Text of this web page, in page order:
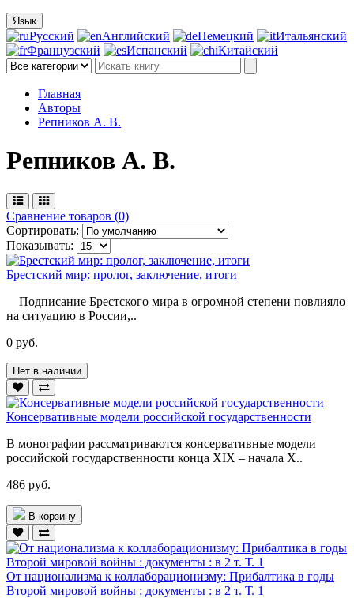
Язык
Русский Английский Немецкий
Итальянский
Французский
Испанский Китайский
Главная
Авторы
Репников А. В.
Репников А. В.
Сравнение товаров (0)
Сортировать:
Показывать:
Брестский мир: пролог, заключение, итоги
Подписание Брестского мира в огромной степени повлияло
на ситуацию в России,..
0 руб.
Нет в наличии
Консервативные модели российской государственности
В монографии рассматриваются консервативные модели
российской государственности конца XIX – начала X..
486 руб.
В корзину
От национализма к коллаборационизму: Прибалтика в годы
Второй мировой войны : документы : в 2 т. Т. 1